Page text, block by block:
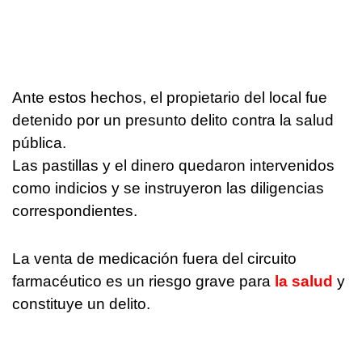
Ante estos hechos, el propietario del local fue
detenido por un presunto delito contra la salud
pública.
Las pastillas y el dinero quedaron intervenidos
como indicios y se instruyeron las diligencias
correspondientes.
La venta de medicación fuera del circuito
farmacéutico es un riesgo grave para la salud y
constituye un delito.